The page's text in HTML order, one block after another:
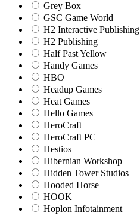
Grey Box
GSC Game World
H2 Interactive Publishing
H2 Publishing
Half Past Yellow
Handy Games
HBO
Headup Games
Heat Games
Hello Games
HeroCraft
HeroCraft PC
Hestios
Hibernian Workshop
Hidden Tower Studios
Hooded Horse
HOOK
Hoplon Infotainment